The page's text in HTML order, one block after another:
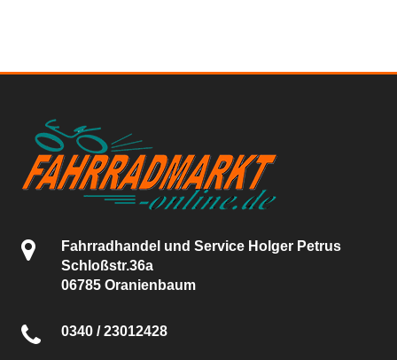
Fahrradhandel und Service Holger Petrus
Schloßstr.36a
06785 Oranienbaum
0340 / 23012428